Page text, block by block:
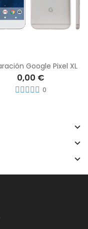
Google Pixel XL
0,00 €
0